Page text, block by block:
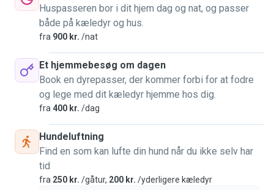
Huspasseren bor i dit hjem dag og nat, og passer
både på kæledyr og hus.
fra 900 kr. /nat
Et hjemmebesøg om dagen
Book en dyrepasser, der kommer forbi for at fodre
og lege med dit kæledyr hjemme hos dig.
fra 400 kr. /dag
Hundeluftning
Find en som kan lufte din hund når du ikke selv har
tid
fra 250 kr. /gåtur, 200 kr. /yderligere kæledyr